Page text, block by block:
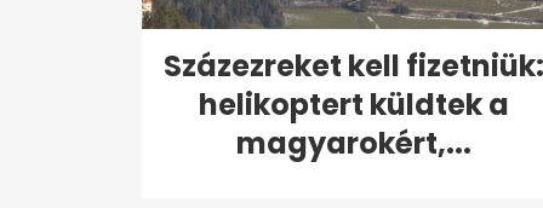
Százezreket kell fizetniük:
helikoptert küldtek a
magyarokért,...